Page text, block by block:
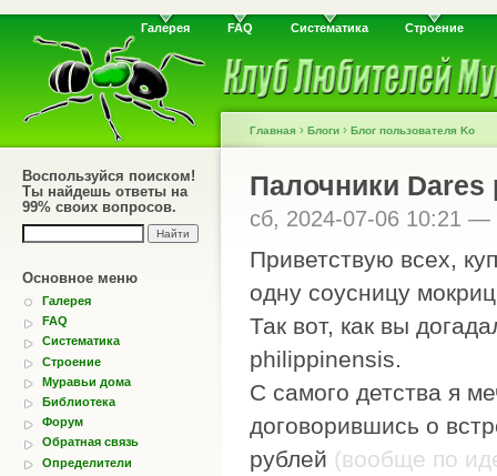
Галерея FAQ Систематика Строение
Воспользуйся поиском!
Ты найдешь ответы на
99% своих вопросов.
Основное меню
Галерея
FAQ
Систематика
Строение
Муравьи дома
Библиотека
Форум
Обратная связь
Определители
Главная › Блоги › Блог пользователя Ko
Палочники
сб, 2024-07-06 10:21 —
Приветствую всех,
одну соусницу
Так вот, как вы
рhiliррinеnsis.
С самого детства я
договорившись о
рублей (вообще по